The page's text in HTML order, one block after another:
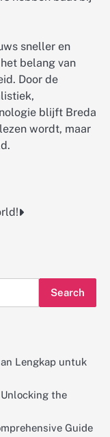
sneller en
belang van
Door de
blijft Breda
wordt, maar
Search
Lengkap untuk
the
Guide